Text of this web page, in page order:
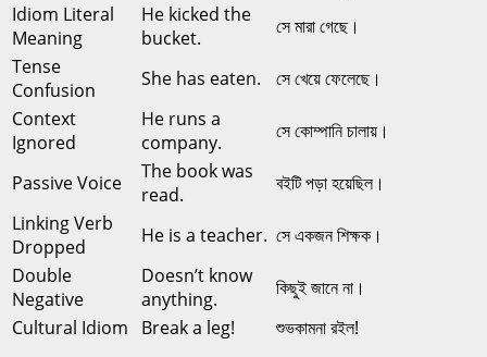
Idiom Literal
Meaning
He kicked the
bucket.
সে মারা গেছে।
Tense
Confusion
She has eaten.
সে খেয়ে ফেলেছে।
Context
Ignored
He runs a
company.
সে কোম্পানি চালায়।
Passive Voice
The book was
read.
বইটি পড়া হয়েছিল।
Linking Verb
Dropped
He is a teacher. সে একজন শিক্ষক।
Double
Negative
Doesn’t know
anything.
কিছুই জানে না।
Cultural Idiom
Break a leg! শুভকামনা রইল!